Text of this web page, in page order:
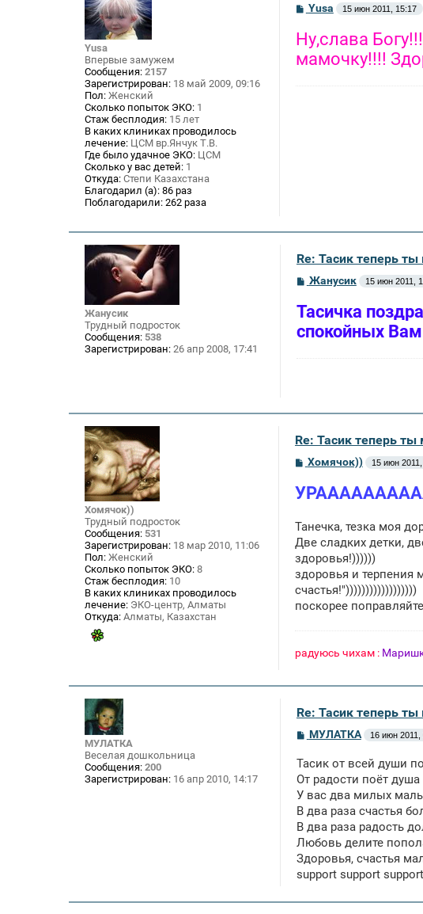
Yusa
Впервые замужем
Сообщения: 2157
Зарегистрирован: 18 май 2009, 09:16
Пол: Женский
Сколько попыток ЭКО: 1
Стаж бесплодия: 15 лет
В каких клиниках проводилось
лечение: ЦСМ вр.Янчук Т.В.
Где было удачное ЭКО: ЦСМ
Сколько у вас детей: 1
Откуда: Степи Казахстана
Благодарил (а): 86 раз
Поблагодарили: 262 раза
С
б
щ
е
Yusa 15 июн 2011, 15:17
Ну,слава
мамочку!!!!
Жанусик
Трудный подросток
Сообщения: 538
Зарегистрирован: 26 апр 2008, 17:41
Re: Тасик теперь
С
б
Жанусик 15 июн 2011,
Тасичка
спокойных
Хомячок))
Трудный подросток
Сообщения: 531
Зарегистрирован: 18 мар 2010, 11:06
Пол: Женский
Сколько попыток ЭКО: 8
Стаж бесплодия: 10
В каких клиниках проводилось
лечение: ЭКО-центр, Алматы
Откуда: Алматы, Казахстан
Re: Тасик теперь
С
б
н
и
е
Хомячок)) 15 июн
Танечка, тезка моя
Две сладких детки,
здоровья!))))))
здоровья и терпения
счастья!"))))))))))))))))))
поскорее
радуюсь чихам :
МУЛАТКА
Веселая дошкольница
Сообщения: 200
Зарегистрирован: 16 апр 2010, 14:17
Re: Тасик теперь
С
б
щ
н
и
МУЛАТКА 16 июн 2011,
Тасик от всей души
От радости поёт
У вас два милых
В два раза счастья
В два раза радость
Любовь делите
Здоровья, счастья
support support